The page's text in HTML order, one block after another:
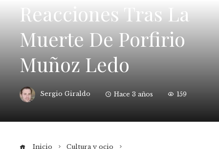
Reacciones Tras La
Muerte De Porfirio
Muñoz Ledo
Sergio Giraldo Hace 3 años 159
Inicio
Cultura y ocio